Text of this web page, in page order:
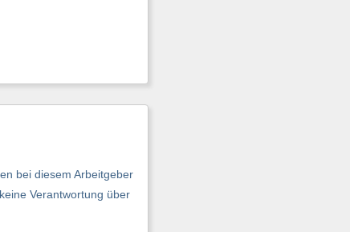
bei diesem Arbeitgeber
Verantwortung über